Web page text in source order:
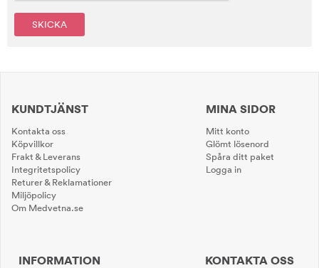
SKICKA
KUNDTJÄNST
Kontakta oss
Köpvillkor
Frakt & Leverans
Integritetspolicy
Returer & Reklamationer
Miljöpolicy
Om Medvetna.se
MINA SIDOR
Mitt konto
Glömt lösenord
Spåra ditt paket
Logga in
INFORMATION KONTAKTA OSS